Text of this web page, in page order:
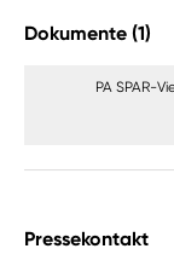
Dokumente (1)
PA SPAR-
Pressekontakt